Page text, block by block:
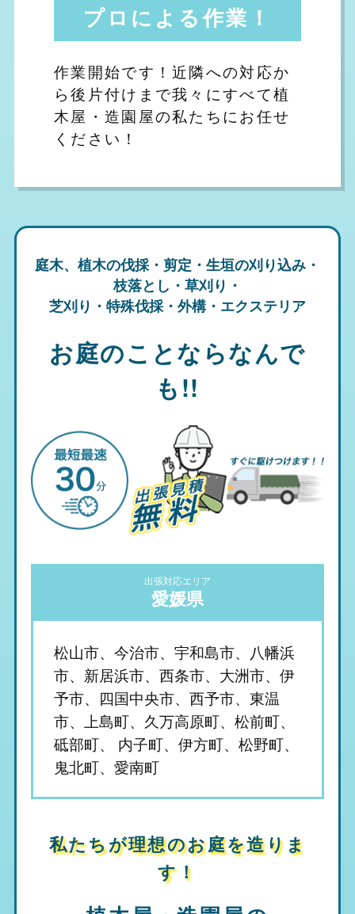
プロによる作業！
作業開始です！近隣への対応か
ら後片付けまで我々にすべて植
木屋・造園屋の私たちにお任せ
ください！
庭木、植木の伐採・剪定・生垣の刈り込み・
枝落とし・草刈り・
芝刈り・特殊伐採・外構・エクステリア
お庭のことならなんで
も!!
出張対応エリア
愛媛県
松山市、今治市、宇和島市、八幡浜
市、新居浜市、西条市、大洲市、伊
予市、四国中央市、西予市、東温
市、上島町、久万高原町、松前町、
砥部町、 内子町、伊方町、松野町、
鬼北町、愛南町
私たちが理想のお庭を造りま
す！